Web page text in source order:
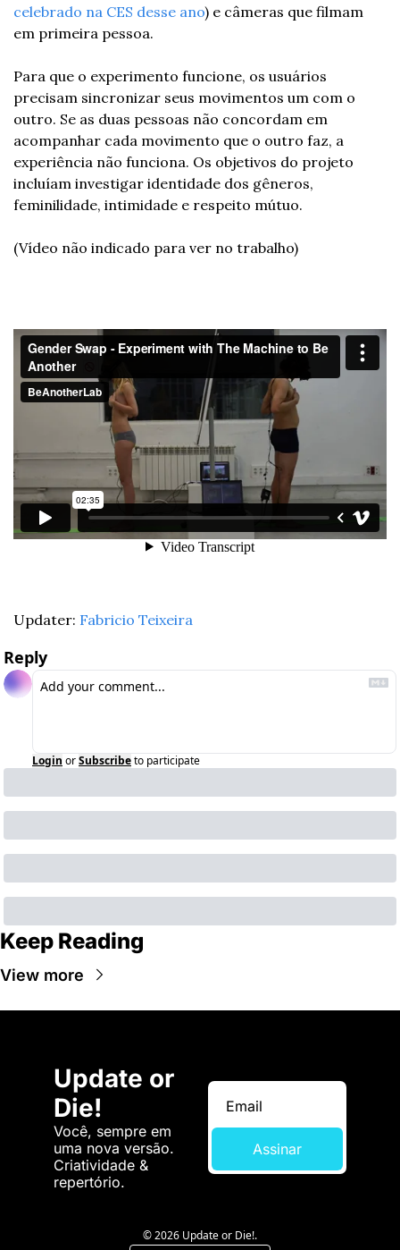
celebrado na CES desse ano) e câmeras que filmam
em primeira pessoa.
Para que o experimento funcione, os usuários
precisam sincronizar seus movimentos um com o
outro. Se as duas pessoas não concordam em
acompanhar cada movimento que o outro faz, a
experiência não funciona. Os objetivos do projeto
incluíam investigar identidade dos gêneros,
feminilidade, intimidade e respeito mútuo.
(Vídeo não indicado para ver no trabalho)
Updater: Fabricio Teixeira
Reply
Login orSubscribeto participate
Keep Reading
View more
Update or
Die!
Você, sempre em
uma nova versão.
Criatividade &
repertório.
Assinar
© 2026 Update or Die!.